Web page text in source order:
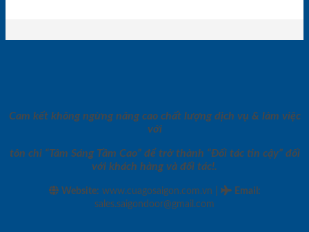
Cam kết không ngừng nâng cao chất lượng dịch vụ & làm việc
với
tôn chỉ “Tâm Sáng Tầm Cao” để trở thành “Đối tác tin cậy” đối
với khách hàng và đối tác!.
Website: www.cuagosaigon.com.vn Email :
sales.saigondoor@gmail.com